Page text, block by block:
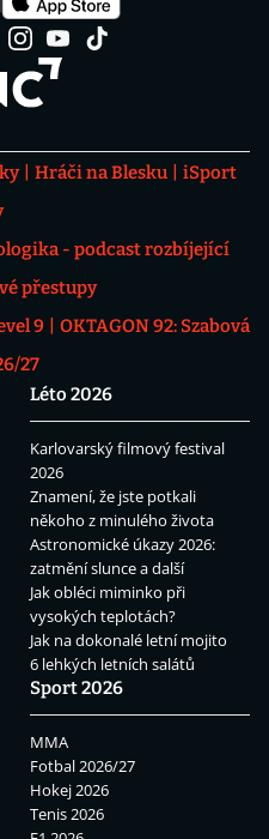
Hráči na Blesku
iSport
- podcast rozbíjející
přestupy
9
OKTAGON 92: Szabová
27
Léto 2026
Karlovarský filmový festival
2026
Znamení, že jste potkali
někoho z minulého života
Astronomické úkazy 2026:
zatmění slunce a další
Jak obléci miminko při
vysokých teplotách?
Jak na dokonalé letní mojito
6 lehkých letních salátů
Sport 2026
MMA
Fotbal 2026/27
Hokej 2026
Tenis 2026